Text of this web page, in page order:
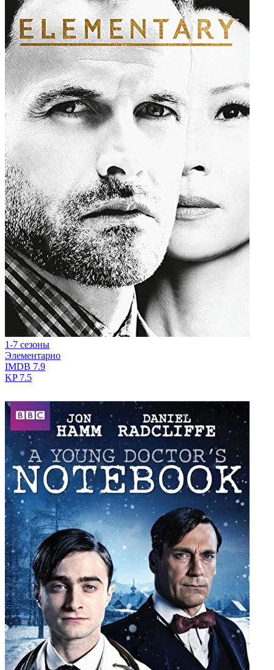
1-7 сезоны
Элементарно
IMDB 7.9
KP7.5